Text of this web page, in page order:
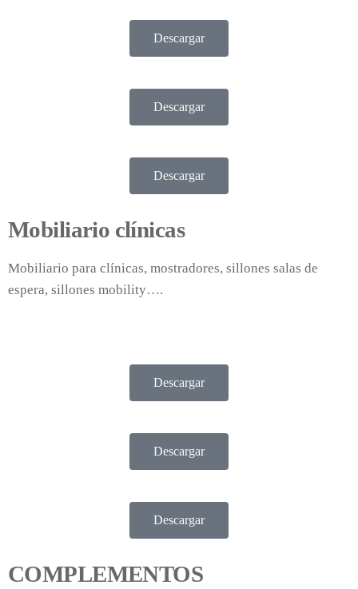
Descargar
Descargar
Descargar
Mobiliario clínicas
Mobiliario para clínicas, mostradores, sillones salas de
espera, sillones mobility….
Descargar
Descargar
Descargar
COMPLEMENTOS